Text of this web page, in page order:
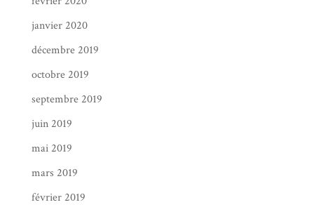
janvier 2020
décembre 2019
octobre 2019
septembre 2019
juin 2019
mai 2019
mars 2019
février 2019